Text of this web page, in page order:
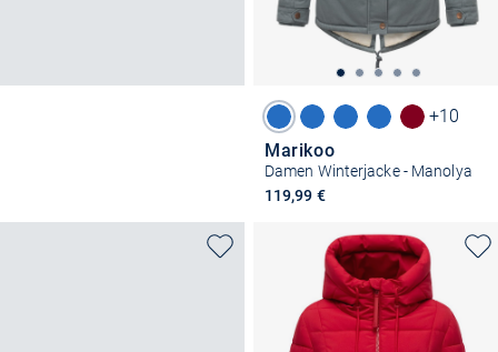
+10
Marikoo
Damen Winterjacke - Manolya
119,99 €